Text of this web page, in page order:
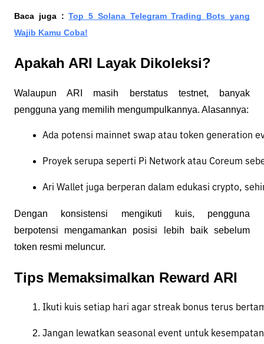
Baca juga :Top 5 Solana Telegram Trading Bots yang
Wajib Kamu Coba!
Apakah ARI Layak Dikoleksi?
Walaupun ARI masih berstatus testnet, banyak
pengguna yang memilih mengumpulkannya. Alasannya:
Ada potensi mainnet swap atau token generation
Proyek serupa seperti Pi Network atau Coreum
Ari Wallet juga berperan dalam edukasi crypto,
Dengan konsistensi mengikuti kuis, pengguna
berpotensi mengamankan posisi lebih baik sebelum
token resmi meluncur.
Tips Memaksimalkan Reward ARI
Ikuti kuis setiap hari agar streak bonus terus
Jangan lewatkan seasonal event untuk